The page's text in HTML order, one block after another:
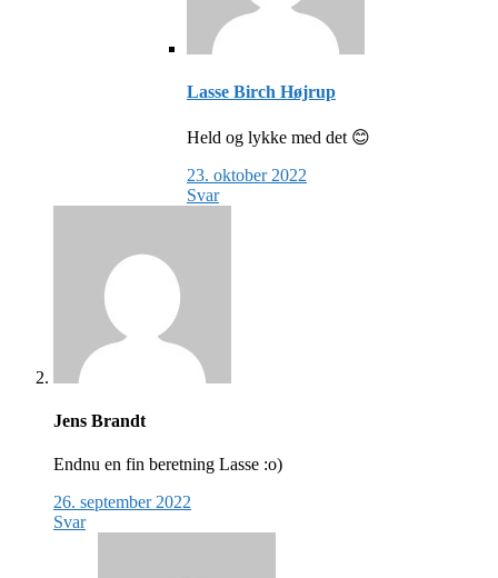
Lasse Birch Højrup
Held og lykke med det 😊
23. oktober 2022
Svar
Jens Brandt
Endnu en fin beretning Lasse :o)
26. september 2022
Svar